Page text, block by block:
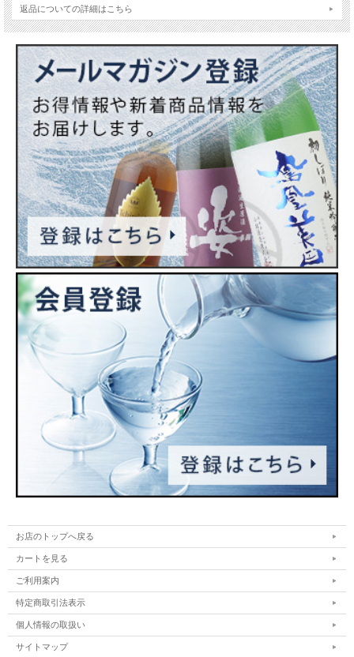
なアイデアで大木代吉本店の基礎を作りました。
『楽器正宗』は、そんな二代目代吉の志を受け継ぐ醸造文化を進化した酒です。華
やかで香味に優れた淡麗な本醸造。ジューシーで甘さと酸味のバランスに優れた芳
醇な純米酒。ひとりで飲むもよし、仲間と楽しみながら飲むもよし、魚にも肉にも
よく合い毎日飲んでも飲み飽きない、好みの曲を聞くように暮らしに潤いを与えて
くれる酒です。
原材料…米（国産）・米こうじ（国産米）・醸造アルコール
原料米…福島県産 夢の香100%
精米歩合…(麹)60%・(掛)70%
日本酒度…-
酸度…-
アミノ酸度…-
使用酵母…-
アルコール度数…16%
返品についての詳細はこちら
お店のトップへ戻る
カートを見る
ご利用案内
特定商取引法表示
個人情報の取扱い
サイトマップ